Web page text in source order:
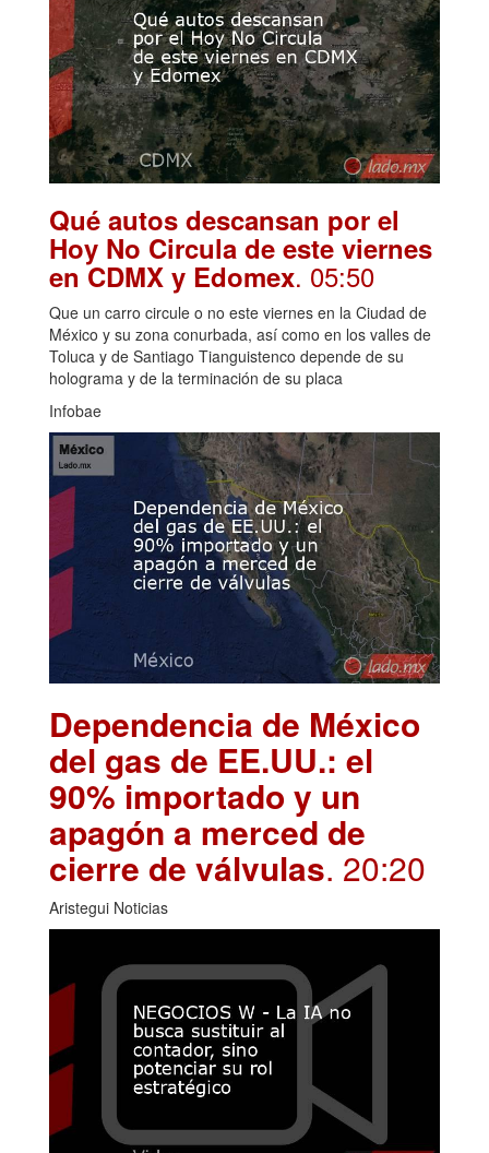
Qué autos descansan por el
Hoy No Circula de este viernes
en CDMX y Edomex. 05:50
Que un carro circule o no este viernes en la Ciudad de
México y su zona conurbada, así como en los valles de
Toluca y de Santiago Tianguistenco depende de su
holograma y de la terminación de su placa
Infobae
Dependencia de México
del gas de EE.UU.: el
90% importado y un
apagón a merced de
cierre de válvulas. 20:20
Aristegui Noticias